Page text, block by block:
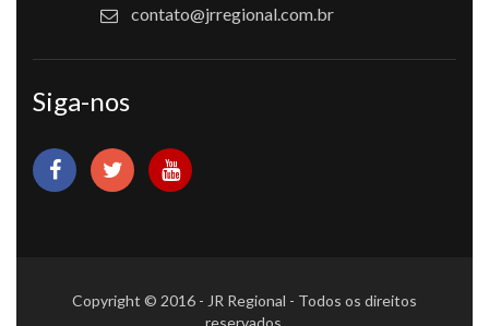
contato@jrregional.com.br
Siga-nos
Copyright © 2016 - JR Regional - Todos os direitos